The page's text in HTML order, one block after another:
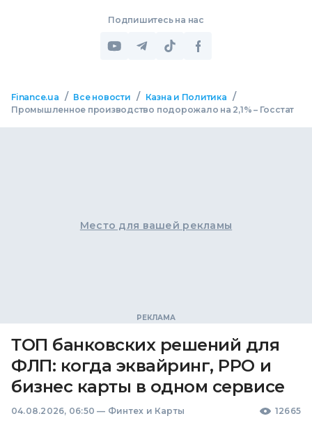
Подпишитесь на нас
Finance.ua / Все новости / Казна и Политика /
Промышленное производство подорожало на 2,1% – Госстат
Место для вашей рекламы
ТОП банковских решений для
ФЛП: когда эквайринг, РРО и
бизнес карты в одном сервисе
04.08.2026, 06:50 — Финтех и Карты 12665